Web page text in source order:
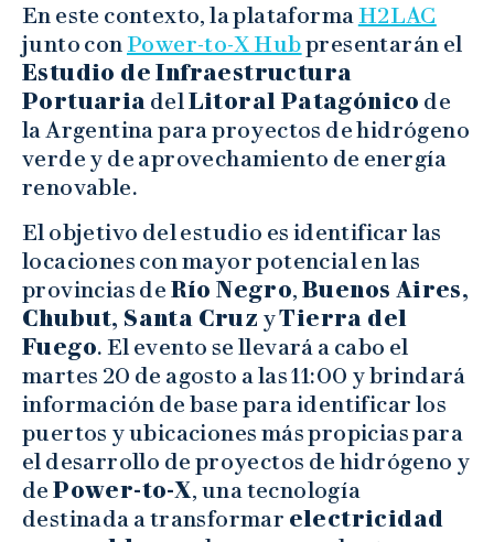
En este contexto, la plataformaH2LAC
junto conPower-to-X Hubpresentarán el
Estudio de Infraestructura
Portuaria delLitoral Patagónico de
la Argentina para proyectos de hidrógeno
verde y de aprovechamiento de energía
renovable.
El objetivo del estudio es identificar las
locaciones con mayor potencial en las
provincias de Río Negro,Buenos Aires,
Chubut, Santa Cruz yTierra del
Fuego. El evento se llevará a cabo el
martes 20 de agosto a las 11:00 y brindará
información de base para identificar los
puertos y ubicaciones más propicias para
el desarrollo de proyectos de hidrógeno y
dePower-to-X, una tecnología
destinada a transformar electricidad